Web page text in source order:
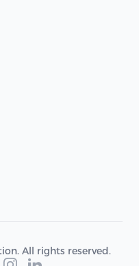
All rights reserved.